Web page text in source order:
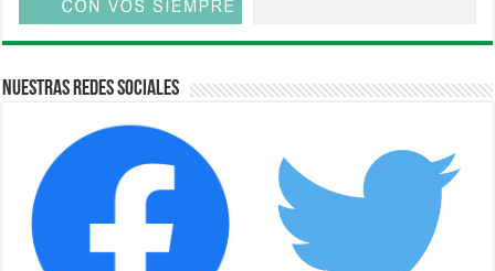
Nuestras Redes Sociales